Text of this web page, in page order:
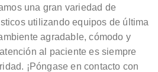
una gran variedad de
utilizando equipos de última
agradable, cómodo y
al paciente es siempre
¡Póngase en contacto con